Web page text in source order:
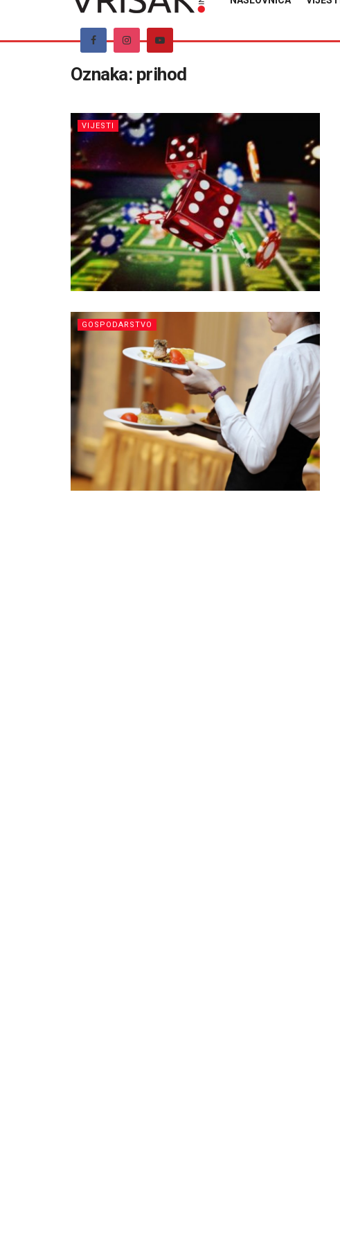
Oznaka: prihod
VIJESTI
GOSPODARSTVO